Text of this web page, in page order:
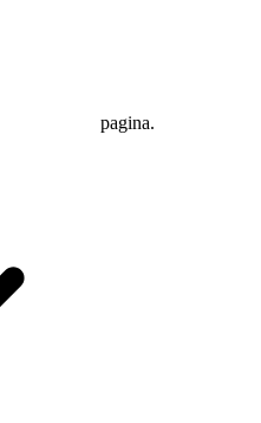
pagina.